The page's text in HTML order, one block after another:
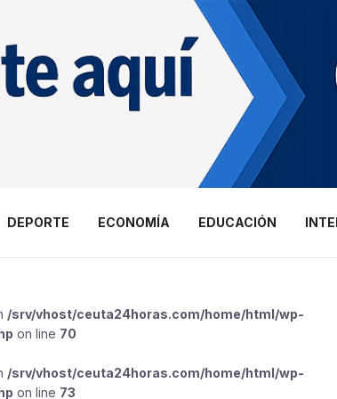
DEPORTE ECONOMÍA EDUCACIÓN
/srv/vhost/ceuta24horas.com/home/html/wp-
on line 70
/srv/vhost/ceuta24horas.com/home/html/wp-
on line 73